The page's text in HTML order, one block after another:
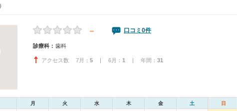
－ 口コミ0件
診療科： 歯科
アクセス数 7月： 5 | 6月： 1 | 年間： 31
月 火 水 木 金 土 日